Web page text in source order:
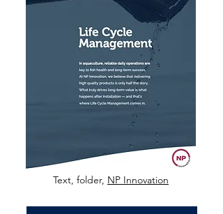
Text, folder, NP Innovation